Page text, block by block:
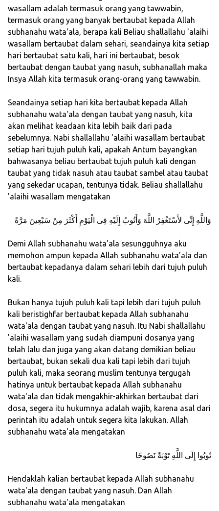
wasallam adalah termasuk orang yang tawwabin,
termasuk orang yang banyak bertaubat kepada Allah
subhanahu wata'ala, berapa kali Beliau shallallahu 'alaihi
wasallam bertaubat dalam sehari, seandainya kita setiap
hari bertaubat satu kali, hari ini bertaubat, besok
bertaubat dengan taubat yang nasuh, subhanallah maka
Insya Allah kita termasuk orang-orang yang tawwabin.
Seandainya setiap hari kita bertaubat kepada Allah
subhanahu wata'ala dengan taubat yang nasuh, kita
akan melihat keadaan kita lebih baik dari pada
sebelumnya. Nabi shallallahu 'alaihi wasallam bertaubat
setiap hari tujuh puluh kali, apakah Antum bayangkan
bahwasanya beliau bertaubat tujuh puluh kali dengan
taubat yang tidak nasuh atau taubat sambel atau taubat
yang sekedar ucapan, tentunya tidak. Beliau shallallahu
'alaihi wasallam mengatakan
وَاللَّهِ إِنِّى لأَسْتَغْفِرُ اللَّهَ وَأَتُوبُ إِلَيْهِ فِى الْيَوْمِ أَكْثَرَ مِنْ سَبْعِينَ مَرَّةً
Demi Allah subhanahu wata'ala sesungguhnya aku
memohon ampun kepada Allah subhanahu wata'ala dan
bertaubat kepadanya dalam sehari lebih dari tujuh puluh
kali.
Bukan hanya tujuh puluh kali tapi lebih dari tujuh puluh
kali beristighfar bertaubat kepada Allah subhanahu
wata'ala dengan taubat yang nasuh. Itu Nabi shallallahu
'alaihi wasallam yang sudah diampuni dosanya yang
telah lalu dan juga yang akan datang demikian beliau
bertaubat, bukan sekali dua kali tapi lebih dari tujuh
puluh kali, maka seorang muslim tentunya tergugah
hatinya untuk bertaubat kepada Allah subhanahu
wata'ala dan tidak mengakhir-akhirkan bertaubat dari
dosa, segera itu hukumnya adalah wajib, karena asal dari
perintah itu adalah untuk segera kita lakukan. Allah
subhanahu wata'ala mengatakan
تُوبُوا إِلَى اللَّهِ تَوْبَةً نَصُوحًا
Hendaklah kalian bertaubat kepada Allah subhanahu
wata'ala dengan taubat yang nasuh. Dan Allah
subhanahu wata'ala mengatakan